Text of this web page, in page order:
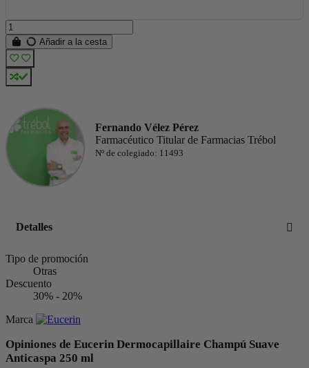
Añadir a la cesta
Fernando Vélez Pérez
Farmacéutico Titular de Farmacias Trébol
Nº de colegiado: 11493
Detalles
Tipo de promoción
Otras
Descuento
30% - 20%
Marca
Opiniones de Eucerin Dermocapillaire Champú Suave
Anticaspa 250 ml